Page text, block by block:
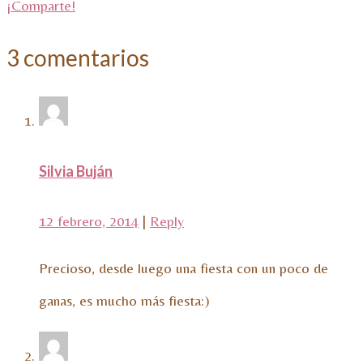
¡Comparte!
3 comentarios
Silvia Buján
12 febrero, 2014 | Reply
Precioso, desde luego una fiesta con un poco de
ganas, es mucho más fiesta:)